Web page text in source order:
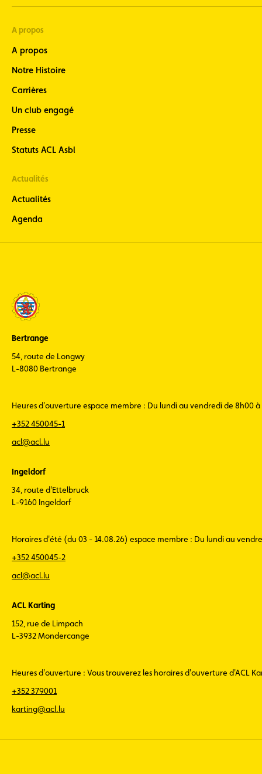
A propos
A propos
Notre Histoire
Carrières
Un club engagé
Presse
Statuts ACL Asbl
Actualités
Actualités
Agenda
Bertrange
54, route de Longwy
L-8080 Bertrange
Heures d'ouverture espace membre : Du lundi au vendredi de 8h00 à
+352 450045-1
acl@acl.lu
Ingeldorf
34, route d'Ettelbruck
L-9160 Ingeldorf
Horaires d'été (du 03 - 14.08.26) espace membre : Du lundi au
+352 450045-2
acl@acl.lu
ACL Karting
152, rue de Limpach
L-3932 Mondercange
Heures d'ouverture : Vous trouverez les horaires d'ouverture d'ACL
+352 379001
karting@acl.lu